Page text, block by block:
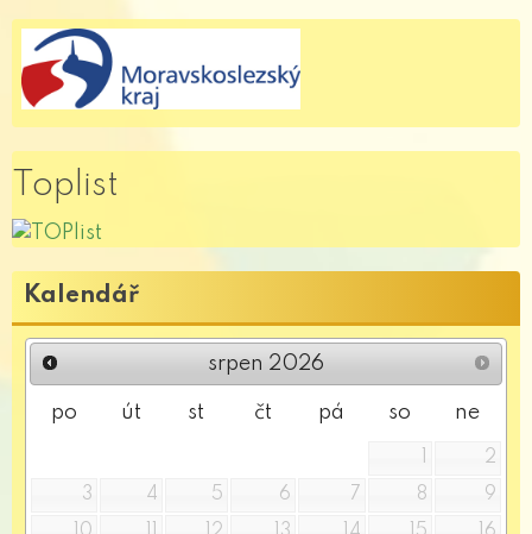
Toplist
Kalendář
srpen 2026
po út st čt pá so ne
1
2
3
4 5 6 7 8
9